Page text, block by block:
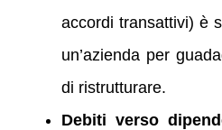
accordi transattivi) è
un’azienda per
di ristrutturare.
Debiti verso